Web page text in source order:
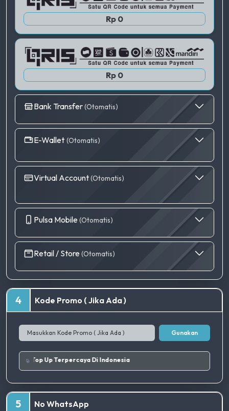
Rp 0
Rp 0
QRIS 3
Bank Transfer(Otomatis)
E-Wallet (Otomatis)
Virtual Account(Otomatis)
Pulsa Mobile (Otomatis)
Retail / Store (Otomatis)
4 Kode Promo ( Jika Ada )
Gunakan
Tempat Top Up Terpercaya Di Indonesia
5 No WhatsApp